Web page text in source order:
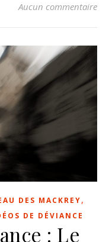
Aucun commentaire
DES MACKREY,
DE DÉVIANCE
: Le